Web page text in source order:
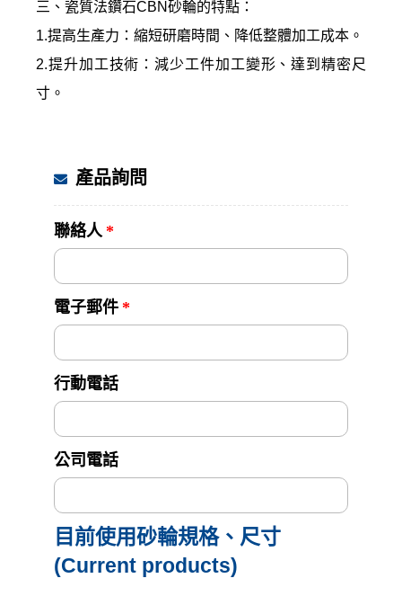
三、瓷質法鑽石CBN砂輪的特點：
1.提高生產力：縮短研磨時間、降低整體加工成本。
2.提升加工技術：減少工件加工變形、達到精密尺
寸。
產品詢問
聯絡人
電子郵件
行動電話
公司電話
目前使用砂輪規格、尺寸
(Current products)